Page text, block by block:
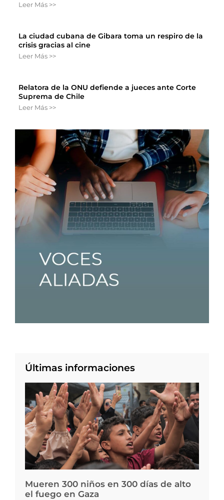
Leer Más >>
La ciudad cubana de Gibara toma un respiro de la
crisis gracias al cine
Leer Más >>
Relatora de la ONU defiende a jueces ante Corte
Suprema de Chile
Leer Más >>
Últimas informaciones
Mueren 300 niños en 300 días de alto
el fuego en Gaza